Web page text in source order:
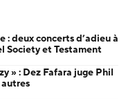
: deux concerts d’adieu à
Society et Testament
» : Dez Fafara juge Phil